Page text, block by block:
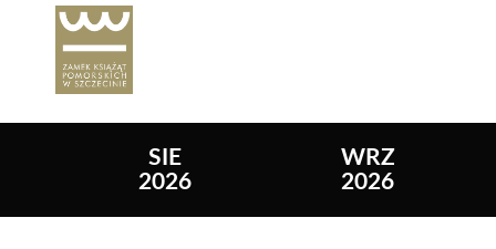
Lista wydarzeń:
SIE
2026
WRZ
2026